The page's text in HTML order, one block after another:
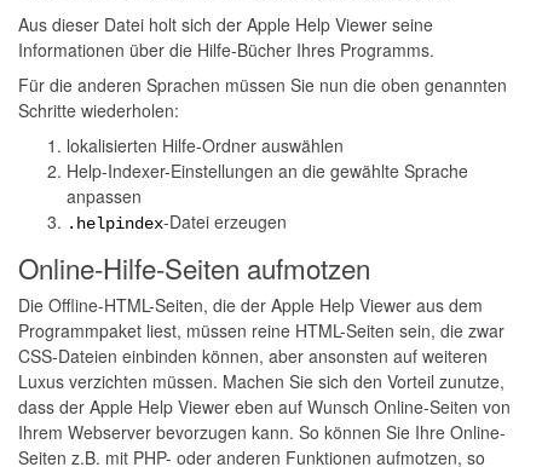
Aus dieser Datei holt sich der Apple Help Viewer seine
Informationen über die Hilfe-Bücher Ihres Programms.
Für die anderen Sprachen müssen Sie nun die oben genannten
Schritte wiederholen:
lokalisierten Hilfe-Ordner auswählen
Help-Indexer-Einstellungen an die gewählte Sprache
anpassen
.helpindex-Datei erzeugen
Online-Hilfe-Seiten aufmotzen
Die Offline-HTML-Seiten, die der Apple Help Viewer aus dem
Programmpaket liest, müssen reine HTML-Seiten sein, die zwar
CSS-Dateien einbinden können, aber ansonsten auf weiteren
Luxus verzichten müssen. Machen Sie sich den Vorteil zunutze,
dass der Apple Help Viewer eben auf Wunsch Online-Seiten von
Ihrem Webserver bevorzugen kann. So können Sie Ihre Online-
Seiten z.B. mit PHP- oder anderen Funktionen aufmotzen, so